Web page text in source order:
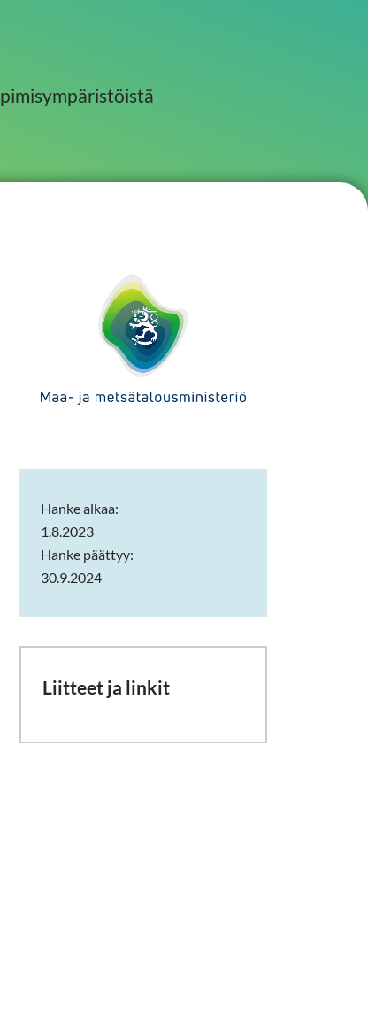
Hanke alkaa:
1.8.2023
Hanke päättyy:
30.9.2024
Liitteet ja linkit